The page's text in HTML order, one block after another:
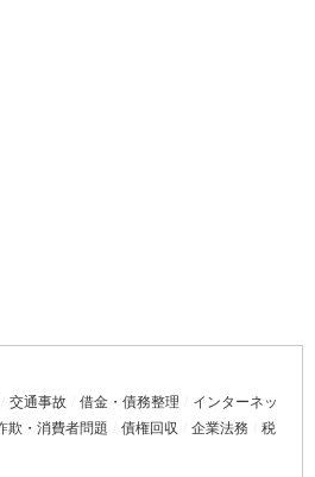
交通事故 借金・債務整理
インターネッ
欺・消費者問題 債権回収 企業法務
税